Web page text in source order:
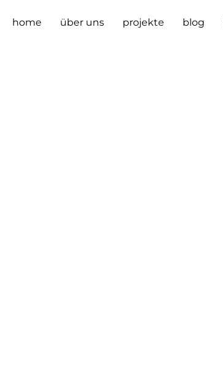
home über uns projekte blog